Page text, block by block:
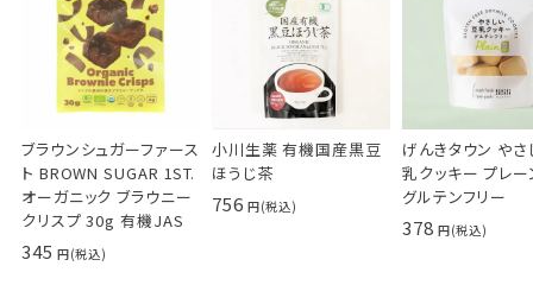
ブラウンシュガーファース
ト BROWN SUGAR 1ST.
オーガニック ブラウニー
クリスプ 30g 有機JAS
345
小川生薬 有機国産黒豆
ほうじ茶
756
げんきタウン や
乳クッキー プレ
グルテンフリー
378